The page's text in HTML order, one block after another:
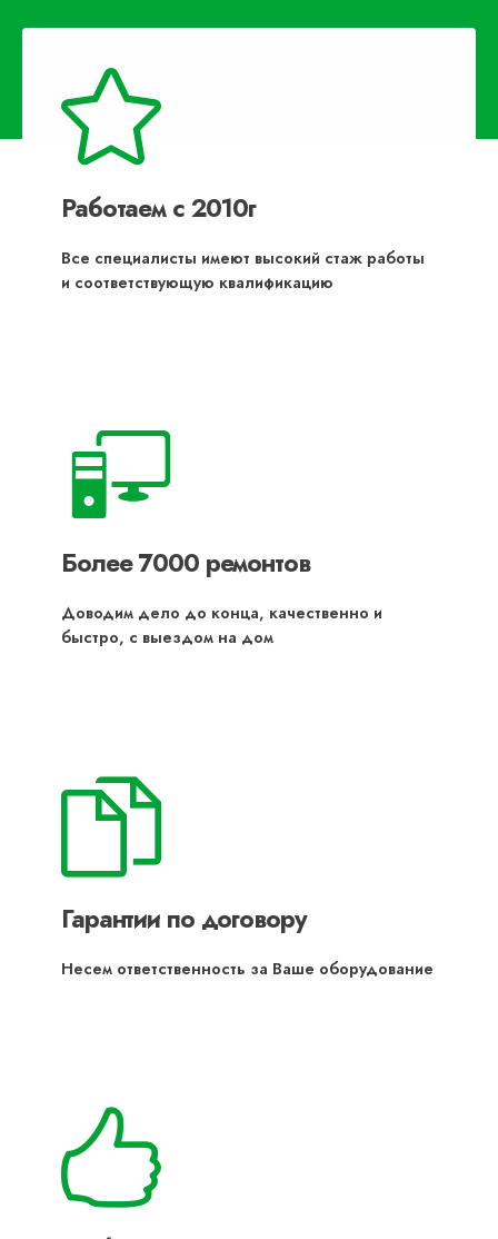
Работаем с 2010г
Все специалисты имеют высокий стаж работы
и соответствующую квалификацию
Более 7000 ремонтов
Доводим дело до конца, качественно и
быстро, с выездом на дом
Гарантии по договору
Несем ответственность за Ваше оборудование